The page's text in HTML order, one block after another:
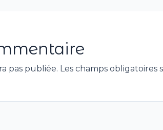
pas publiée. Les champs obligatoires